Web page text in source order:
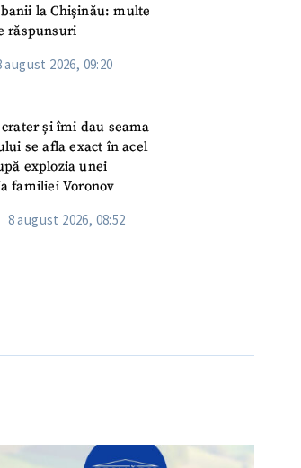
la Chișinău: multe
răspunsuri
august 2026, 09:20
și îmi dau seama
se afla exact în acel
explozia unei
familiei Voronov
8 august 2026, 08:52